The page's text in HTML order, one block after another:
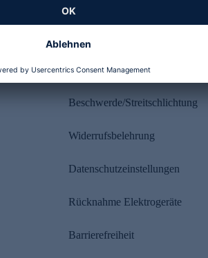
Rechtliches
Beschwerde/Streitschlichtung
Widerrufsbelehrung
Datenschutzeinstellungen
Rücknahme Elektrogeräte
Barrierefreiheit